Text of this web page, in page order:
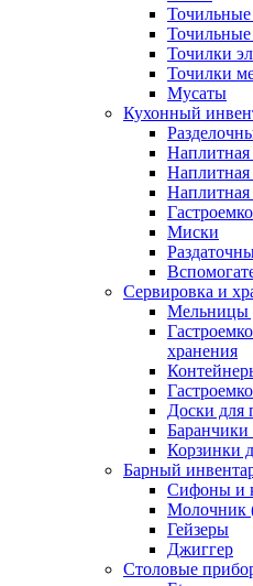
Точилки
Точилки
Мусаты
Кухонный
Наплитная
Наплитная
Миски
Сервировка и
Мельницы
хранения
Доски для
Корзинки
Барный
Сифоны и
Молочник
Гейзеры
Джиггер
Столовые